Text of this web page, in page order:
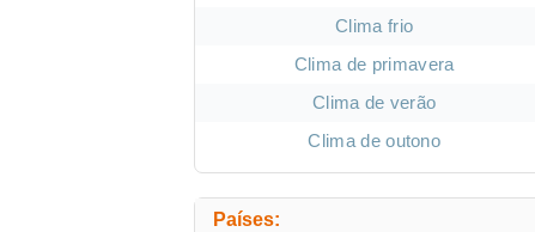
Clima frio
Clima de primavera
Clima de verão
Clima de outono
Países: